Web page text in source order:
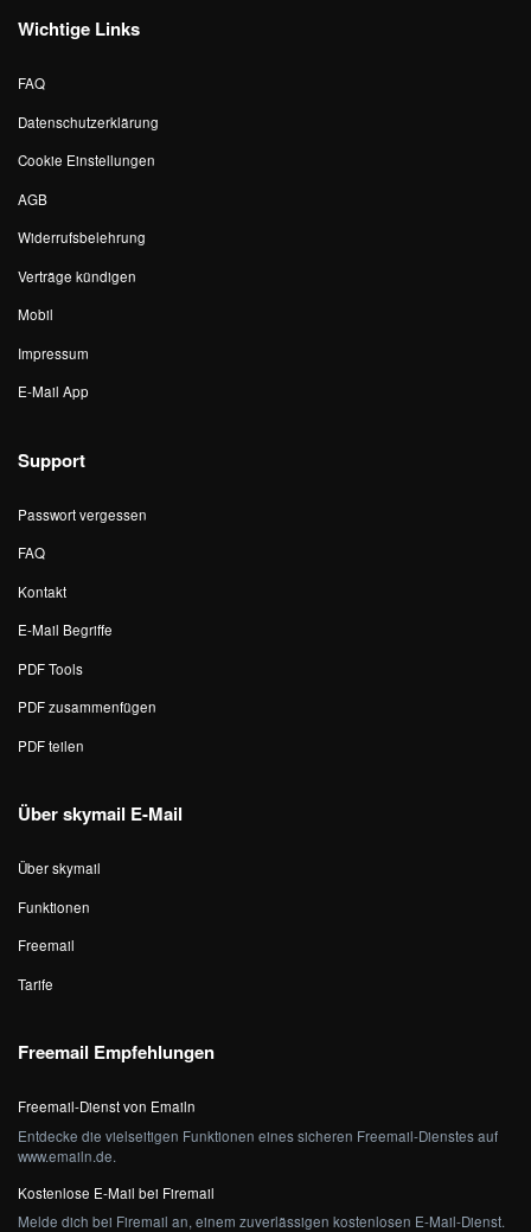
Wichtige Links
FAQ
Datenschutzerklärung
Cookie Einstellungen
AGB
Widerrufsbelehrung
Verträge kündigen
Mobil
Impressum
E-Mail App
Support
Passwort vergessen
FAQ
Kontakt
E-Mail Begriffe
PDF Tools
PDF zusammenfügen
PDF teilen
Über skymail E-Mail
Über skymail
Funktionen
Freemail
Tarife
Freemail Empfehlungen
Freemail-Dienst von Emailn
Entdecke die vielseitigen Funktionen eines sicheren Freemail-Dienstes auf
www.emailn.de.
Kostenlose E-Mail bei Firemail
Melde dich bei Firemail an, einem zuverlässigen kostenlosen E-Mail-Dienst.